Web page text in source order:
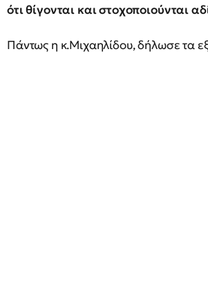
ότι θίγονται και στοχοποιούνται
Πάντως η κ.Μιχαηλίδου, δήλωσε τα